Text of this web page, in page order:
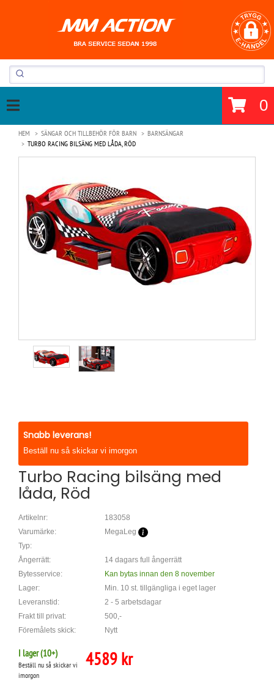
0
HEM SÄNGAR OCH TILLBEHÖR FÖR BARN
BARNSÄNGAR
TURBO RACING BILSÄNG MED LÅDA, RÖD
Snabb leverans!
Beställ nu så skickar vi imorgon
Turbo Racing bilsäng med
låda, Röd
Artikelnr:
183058
Varumärke:
MegaLeg
Typ:
Ångerrätt:
14 dagars full ångerrätt
Bytesservice:
Kan bytas innan den 8 november
Lager:
Min. 10 st. tillgängliga i eget lager
Leveranstid:
2 - 5 arbetsdagar
Frakt till privat:
500,-
Föremålets skick:
Nytt
I lager (10+)
Beställ nu så skickar vi
imorgon
4589 kr